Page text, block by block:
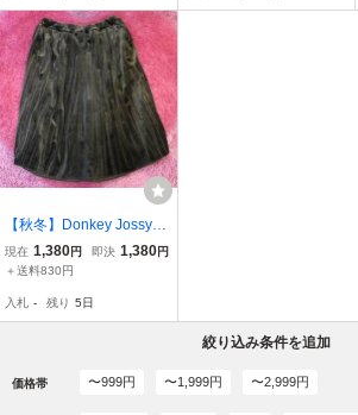
【秋冬】Donkey Jossy
（ドンキージョシー）女
の子 子供服 キッズ べロ
ｃｍ (06-3716)
現在 1,380円 即決 1,380円
＋送料830円
入札 - 残り 5日
絞り込み条件を追加
価格帯 〜999円 〜1,999円 〜2,999円